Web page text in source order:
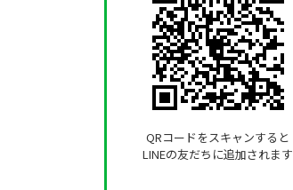
QRコードをスキャンすると
LINEの友だちに追加されます